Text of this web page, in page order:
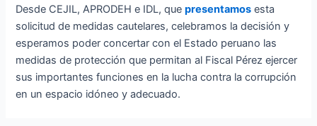
Desde CEJIL, APRODEH e IDL, quepresentamos esta
solicitud de medidas cautelares, celebramos la decisión y
esperamos poder concertar con el Estado peruano las
medidas de protección que permitan al Fiscal Pérez ejercer
sus importantes funciones en la lucha contra la corrupción
en un espacio idóneo y adecuado.